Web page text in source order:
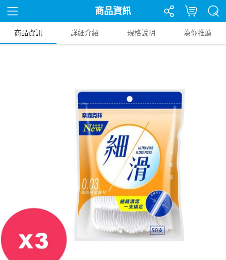
商品資訊
商品資訊 詳細介紹 規格說明 為你推薦